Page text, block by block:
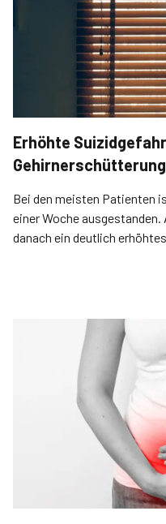
Erhöhte
Gehirnerschütterung
Bei den meisten Patienten
einer Woche
danach ein deutlich